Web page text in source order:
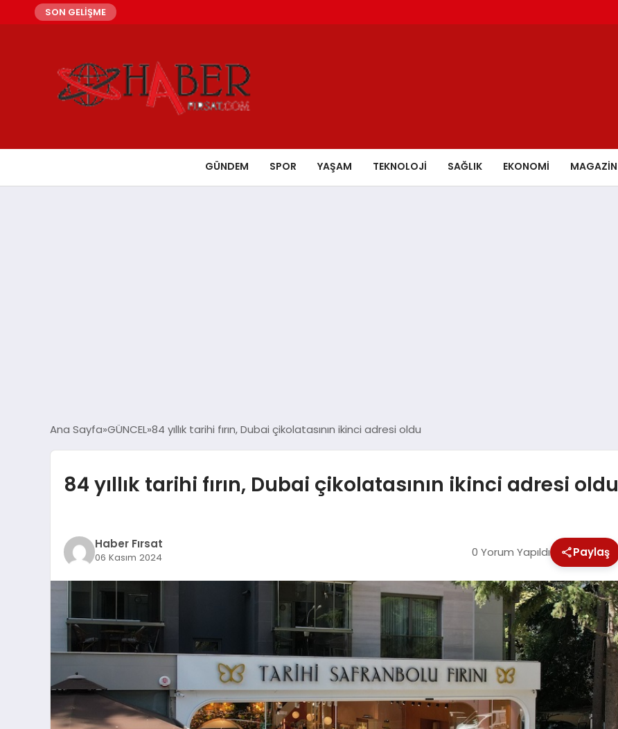
SON GELİŞME
GÜNDEM SPOR YAŞAM TEKNOLOJİ SAĞLIK EKONOMİ MAGAZİN
Ana Sayfa GÜNCEL 84 yıllık tarihi fırın, Dubai çikolatasının ikinci adresi oldu
84 yıllık tarihi fırın, Dubai çikolatasının ikinci adresi oldu
Haber Fırsat
06 Kasım 2024 0 Yorum Yapıldı Paylaş